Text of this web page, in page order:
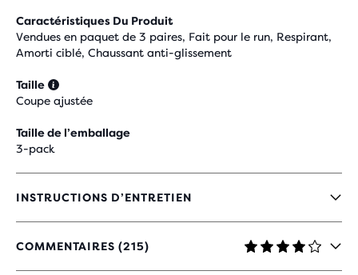
Caractéristiques Du Produit
Vendues en paquet de 3 paires, Fait pour le run, Respirant,
Amorti ciblé, Chaussant anti-glissement
Taille
Coupe ajustée
Taille de l’emballage
3-pack
INSTRUCTIONS D’ENTRETIEN
COMMENTAIRES (215)
4.2
SUR